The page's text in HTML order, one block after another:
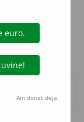
sinonime
Am donat deja.